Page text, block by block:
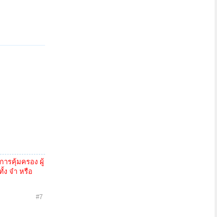
ารคุ้มครอง ผู้
ง จำ หรือ
#7